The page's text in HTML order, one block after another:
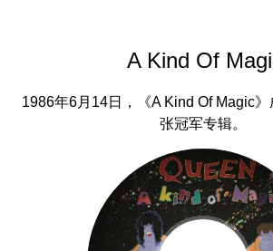
A Kind Of
1986年6月14日，《A Kind Of Magic
张冠军专辑。